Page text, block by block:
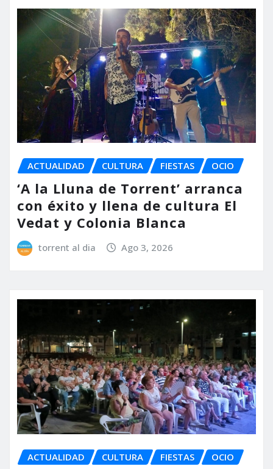
ACTUALIDAD CULTURA FIESTAS OCIO
‘A la Lluna de Torrent’ arranca
con éxito y llena de cultura El
Vedat y Colonia Blanca
torrent al dia Ago 3, 2026
ACTUALIDAD CULTURA FIESTAS OCIO